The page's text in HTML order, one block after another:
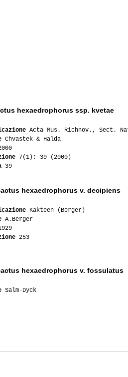
03-
hexaedrophorus ssp. kvetae
Acta Mus. Richnov., Sect.
Chvastek & Halda
7(1): 39 (2000)
39
hexaedrophorus v. decipiens
Kakteen (Berger)
A.Berger
253
hexaedrophorus v. fossulatus
Salm-Dyck